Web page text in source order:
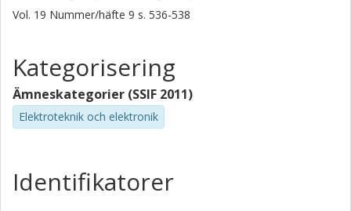
Vol. 19 Nummer/häfte 9 s. 536-538
Kategorisering
Ämneskategorier (SSIF 2011)
Elektroteknik och elektronik
Identifikatorer